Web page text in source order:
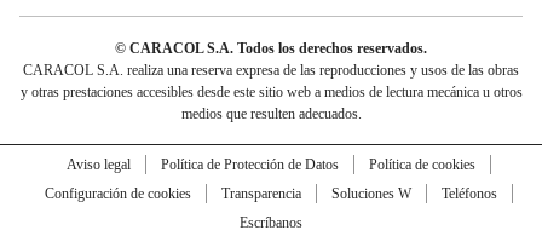
© CARACOL S.A. Todos los derechos reservados.
CARACOL S.A. realiza una reserva expresa de las reproducciones y usos de las obras
y otras prestaciones accesibles desde este sitio web a medios de lectura mecánica u otros
medios que resulten adecuados.
Aviso legal Política de Protección de Datos
Política de cookies
Configuración de cookies
Transparencia Soluciones W
Teléfonos
Escríbanos